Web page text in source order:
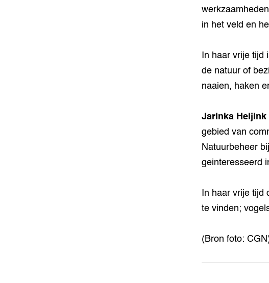
in het veld en
In haar vrije
de natuur of
naaien, haken
Jarinka Heijink
gebied van
Natuurbeheer
geinteresseerd
In haar vrije
te vinden;
(Bron foto: